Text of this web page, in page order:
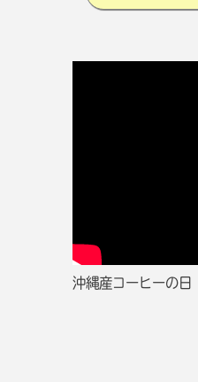
沖縄産コーヒーの日